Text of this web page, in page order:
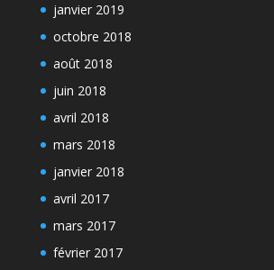
janvier 2019
octobre 2018
août 2018
juin 2018
avril 2018
mars 2018
janvier 2018
avril 2017
mars 2017
février 2017